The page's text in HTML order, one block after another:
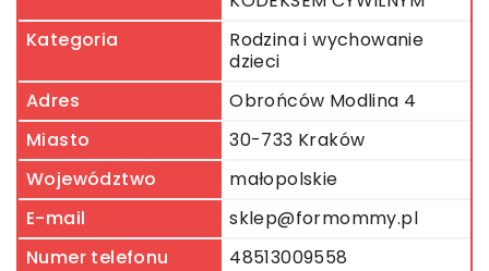
Kategoria
Rodzina i wychowanie
dzieci
Adres
Obrońców Modlina 4
Miasto
30-733 Kraków
Województwo
małopolskie
E-mail
sklep@formommy.pl
Numer telefonu
48513009558